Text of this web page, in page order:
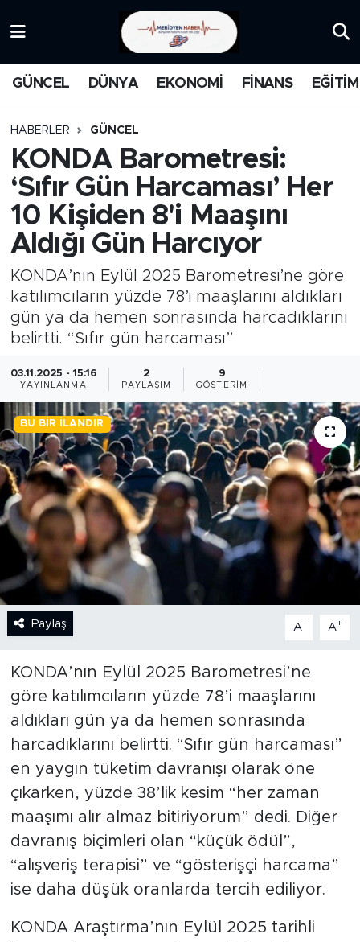
GÜNCEL DÜNYA EKONOMİ FİNANS EĞİTİM
HABERLER GÜNCEL
KONDA Barometresi:
‘Sıfır Gün Harcaması’ Her
10 Kişiden 8'i Maaşını
Aldığı Gün Harcıyor
KONDA’nın Eylül 2025 Barometresi’ne göre
katılımcıların yüzde 78’i maaşlarını aldıkları
gün ya da hemen sonrasında harcadıklarını
belirtti. “Sıfır gün harcaması”
03.11.2025 - 15:16
YAYINLANMA
2
PAYLAŞIM
9
GÖSTERIM
BU BIR İLANDIR
Paylaş A- A+
KONDA’nın Eylül 2025 Barometresi’ne
göre katılımcıların yüzde 78’i maaşlarını
aldıkları gün ya da hemen sonrasında
harcadıklarını belirtti. “Sıfır gün harcaması”
en yaygın tüketim davranışı olarak öne
çıkarken, yüzde 38’lik kesim “her zaman
maaşımı alır almaz bitiriyorum” dedi. Diğer
davranış biçimleri olan “küçük ödül”,
“alışveriş terapisi” ve “gösterişçi harcama”
ise daha düşük oranlarda tercih ediliyor.
KONDA Araştırma’nın Eylül 2025 tarihli
MEDYA
FİNANS
KARİKATÜR
BİLİM-TEKNOLOJİ
RÖPÖRTAJ
ANALİZ
NOSTALJİ
KULİS
YAZARLAR
DİNİ
POLİTİKA
EKONOMİ
KÜLTÜR SANAT
YAŞAM
TARİHTEN GÜNÜMÜZE
TARİH
Trafik Durumu
Süper Lig Puan Durumu ve Fikstür
Tüm Manşetler
Son Dakika Haberleri
Haber Arşivi